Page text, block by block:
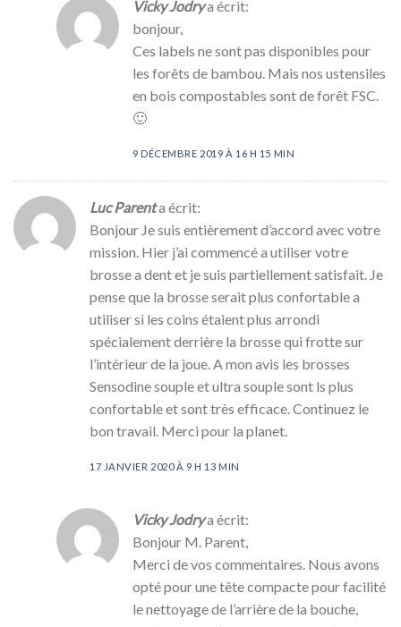
Vicky Jodrya écrit:
bonjour,
Ces labels ne sont pas disponibles pour
les forêts de bambou. Mais nos ustensiles
en bois compostables sont de forêt FSC.
🙂
9 DÉCEMBRE 2019 À 16 H 15 MIN
Luc Parenta écrit:
Bonjour Je suis entièrement d’accord avec votre
mission. Hier j’ai commencé a utiliser votre
brosse a dent et je suis partiellement satisfait. Je
pense que la brosse serait plus confortable a
utiliser si les coins étaient plus arrondi
spécialement derrière la brosse qui frotte sur
l’intérieur de la joue. A mon avis les brosses
Sensodine souple et ultra souple sont ls plus
confortable et sont très efficace. Continuez le
bon travail. Merci pour la planet.
17 JANVIER 2020 À 9 H 13 MIN
Vicky Jodrya écrit:
Bonjour M. Parent,
Merci de vos commentaires. Nous avons
opté pour une tête compacte pour facilité
le nettoyage de l’arrière de la bouche,